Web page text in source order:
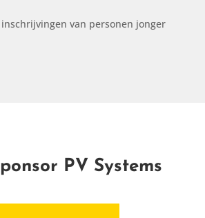
van personen jonger
PV Systems